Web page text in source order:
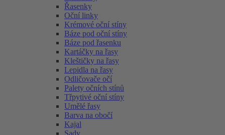
Řasenky
Oční linky
Krémové oční stíny
Báze pod oční stíny
Báze pod řasenku
Kartáčky na řasy
Kleštičky na řasy
Lepidla na řasy
Odličovače očí
Palety očních stínů
Třpytivé oční stíny
Umělé řasy
Barva na obočí
Kajal
Sady